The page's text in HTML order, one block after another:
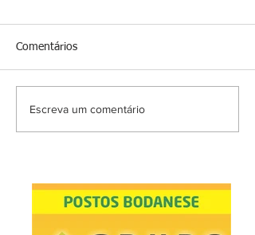
Comentários
Escreva um comentário